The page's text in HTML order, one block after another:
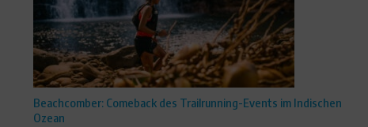
Beachcomber: Comeback des Trailrunning-Events im Indischen
Ozean